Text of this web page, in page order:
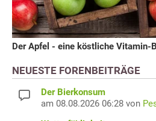
Der Apfel - eine köstliche Vitamin-
NEUESTE FORENBEITRÄGE
Der Bierkonsum
am 08.08.2026 06:28 von